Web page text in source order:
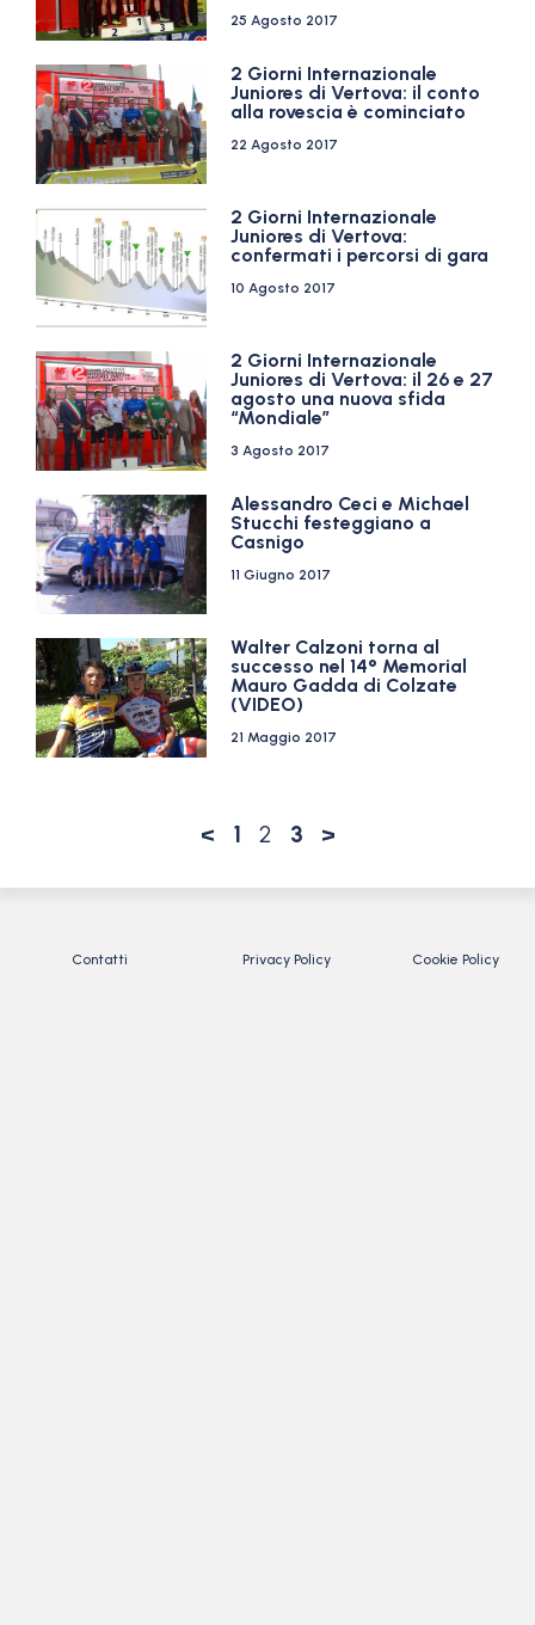
25 Agosto 2017
2 Giorni Internazionale
Juniores di Vertova: il conto
alla rovescia è cominciato
22 Agosto 2017
2 Giorni Internazionale
Juniores di Vertova:
confermati i percorsi di gara
10 Agosto 2017
2 Giorni Internazionale
Juniores di Vertova: il 26 e 27
agosto una nuova sfida
“Mondiale”
3 Agosto 2017
Alessandro Ceci e Michael
Stucchi festeggiano a
Casnigo
11 Giugno 2017
Walter Calzoni torna al
successo nel 14° Memorial
Mauro Gadda di Colzate
(VIDEO)
21 Maggio 2017
< 1 2 3 >
Contatti Privacy Policy Cookie Policy